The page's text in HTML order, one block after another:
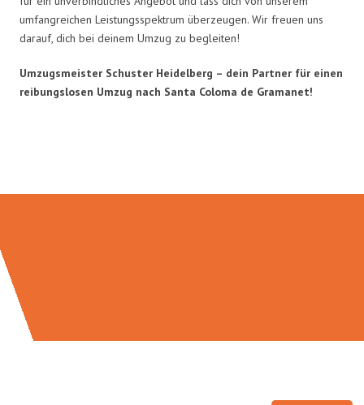
umfangreichen Leistungsspektrum überzeugen. Wir freuen uns
darauf, dich bei deinem Umzug zu begleiten!
Umzugsmeister Schuster Heidelberg – dein Partner für einen
reibungslosen Umzug nach Santa Coloma de Gramanet!